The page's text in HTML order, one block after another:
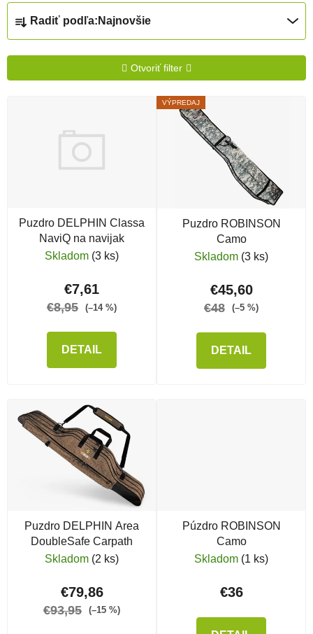
Radenie produktov
Radiť podľa: Najnovšie
Otvoriť filter
Puzdro DELPHIN Classa
NaviQ na navijak
Skladom (3 ks)
€7,61
€8,95 (–14 %)
DETAIL
VÝPREDAJ
Puzdro ROBINSON
Camo
Skladom (3 ks)
€45,60
€48 (–5 %)
DETAIL
Puzdro DELPHIN Area
DoubleSafe Carpath
Skladom (2 ks)
€79,86
€93,95 (–15 %)
Púzdro ROBINSON
Camo
Skladom (1 ks)
€36